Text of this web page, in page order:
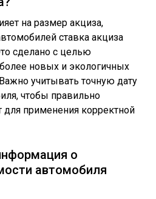
на размер акциза,
ставка акциза
сделано с целью
новых и экологичных
учитывать точную дату
чтобы правильно
для применения корректной
о
автомобиля